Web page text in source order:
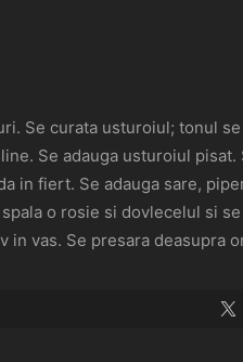
Se curata usturoiul; tonul
Se adauga usturoiul
in fiert. Se adauga sare,
o rosie si dovlecelul si
in vas. Se presara deasupra